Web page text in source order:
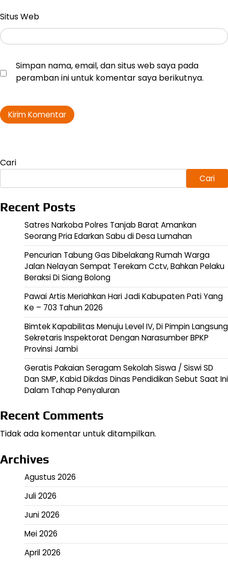
Situs Web
Simpan nama, email, dan situs web saya pada
peramban ini untuk komentar saya berikutnya.
Cari
Cari
Recent Posts
Satres Narkoba Polres Tanjab Barat Amankan
Seorang Pria Edarkan Sabu di Desa Lumahan
Pencurian Tabung Gas Dibelakang Rumah Warga
Jalan Nelayan Sempat Terekam Cctv, Bahkan Pelaku
Beraksi Di Siang Bolong
Pawai Artis Meriahkan Hari Jadi Kabupaten Pati Yang
Ke – 703 Tahun 2026
Bimtek Kapabilitas Menuju Level IV, Di Pimpin Langsung
Sekretaris Inspektorat Dengan Narasumber BPKP
Provinsi Jambi
Geratis Pakaian Seragam Sekolah Siswa / Siswi SD
Dan SMP, Kabid Dikdas Dinas Pendidikan Sebut Saat Ini
Dalam Tahap Penyaluran
Recent Comments
Tidak ada komentar untuk ditampilkan.
Archives
Agustus 2026
Juli 2026
Juni 2026
Mei 2026
April 2026